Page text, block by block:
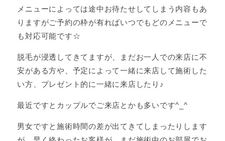
メニューによっては途中お待たせしてしまう内容もあ
りますがご予約の枠が有ればいつでもどのメニューで
も対応可能です☆
脱毛が浸透してきてますが、まだお一人での来店に不
安がある方や、予定によって一緒に来店して施術した
い方、プレゼント的に一緒に来店したり♪
最近ですとカップルでご来店とかも多いです^_^
男女ですと施術時間の差が出てきてしまったりします